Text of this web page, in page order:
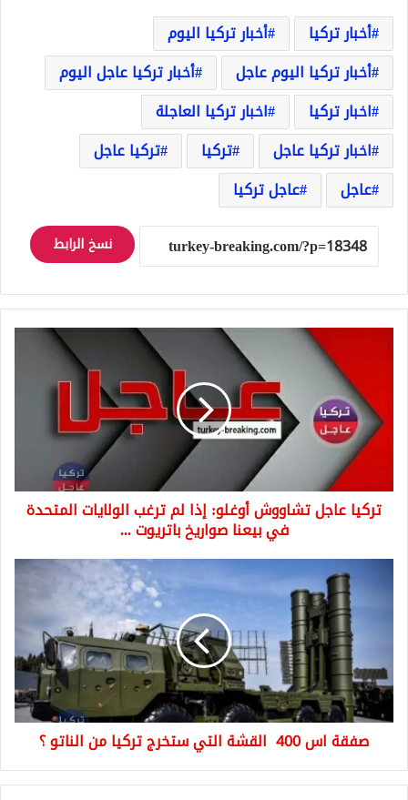
أخبار تركيا
أخبار تركيا اليوم
أخبار تركيا اليوم عاجل
أخبار تركيا عاجل اليوم
اخبار تركيا
اخبار تركيا العاجلة
اخبار تركيا عاجل
تركيا
تركيا عاجل
عاجل
عاجل تركيا
نسخ الرابط
تشاووش
أوغلو:
لم
المتحدة
في
بيعنا
باتريوت
تركيا عاجل تشاووش أوغلو: إذا لم ترغب الولايات المتحدة
في بيعنا صواريخ باتريوت ...
اس
ستخرج
تركيا
من
الناتو
صفقة اس 400 القشة التي ستخرج تركيا من الناتو ؟